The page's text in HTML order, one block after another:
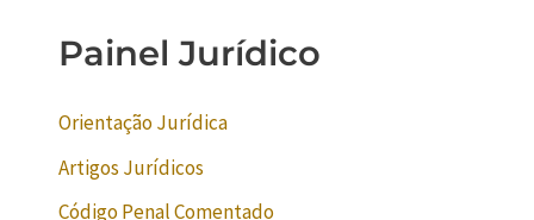
Painel Jurídico
Orientação Jurídica
Artigos Jurídicos
Código Penal Comentado